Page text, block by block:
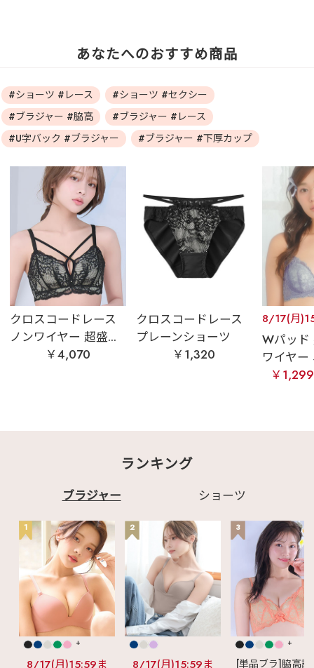
あなたへのおすすめ商品
#ショーツ #レース
#ショーツ #セクシー
#ブラジャー #脇高
#ブラジャー #レース
#U字バック #ブラジャー
#ブラジャー #下厚カップ
クロスコードレース
ノンワイヤー 超盛...
￥4,070
クロスコードレース
プレーンショーツ
￥1,320
8/17(月
Wパッド
ワイヤー
￥
ランキング
ブラジャー ショーツ
1
+
8/17(月)15:59ま
2
8/17(月)15:59ま
3
+
[単品ブラ]脇高設